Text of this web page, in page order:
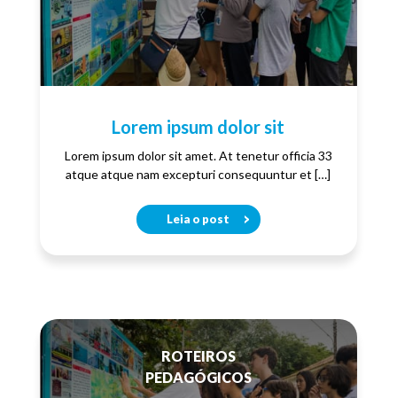
Lorem ipsum dolor sit
Lorem ipsum dolor sit amet. At tenetur officia 33
atque atque nam excepturi consequuntur et […]
Leia o post
ROTEIROS
PEDAGÓGICOS